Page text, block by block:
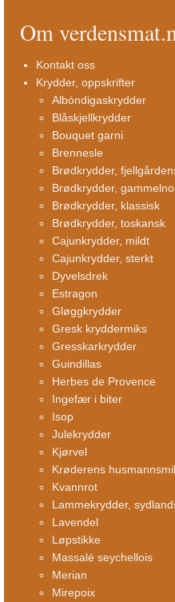
Om
Kontakt oss
Krydder, oppskrifter
Albóndigaskrydder
Blåskjellkrydder
Bouquet garni
Brennesle
Brødkrydder,
Brødkrydder,
Brødkrydder, klassisk
Brødkrydder, toskansk
Cajunkrydder, mildt
Cajunkrydder, sterkt
Dyvelsdrek
Estragon
Gløggkrydder
Gresk kryddermiks
Gresskarkrydder
Guindillas
Herbes de Provence
Ingefær i biter
Isop
Julekrydder
Kjørvel
Krøderens
Kvannrot
Lammekrydder,
Lavendel
Løpstikke
Massalé seychellois
Merian
Mirepoix